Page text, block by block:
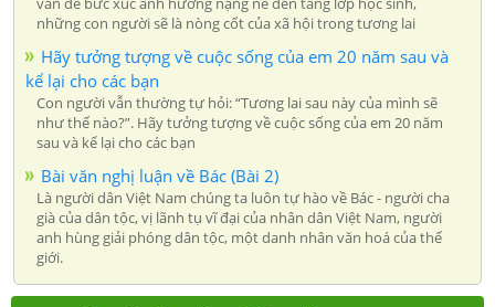
những con người sẽ là nòng cốt của xã hội trong tương lai
Hãy tưởng tượng về cuộc sống của em 20 năm sau và
kể lại cho các bạn
Con người vẫn thường tự hỏi: “Tương lai sau này của mình sẽ
như thế nào?”. Hãy tưởng tượng về cuộc sống của em 20 năm
sau và kể lại cho các bạn
Bài văn nghị luận về Bác (Bài 2)
Là người dân Việt Nam chúng ta luôn tự hào về Bác - người cha
già của dân tộc, vị lãnh tụ vĩ đại của nhân dân Việt Nam, người
anh hùng giải phóng dân tộc, một danh nhân văn hoá của thế
giới.